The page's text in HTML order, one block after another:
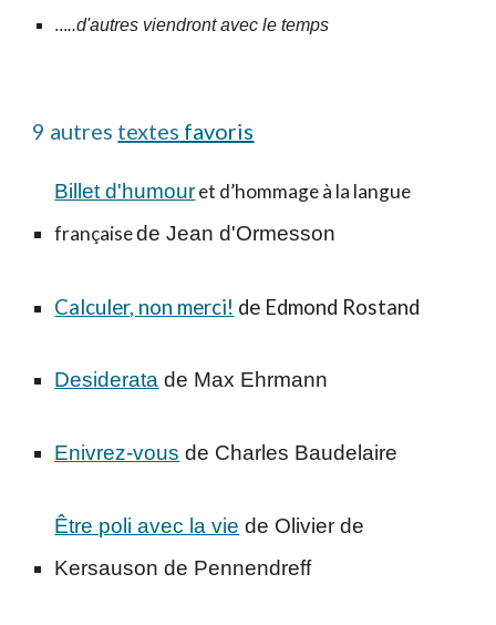
.....d'autres viendront avec le temps
9 autres textes favoris
Billet d'humouret d’hommage à la langue
françaisede Jean d'Ormesson
Calculer, non merci! de Edmond Rostand
Desiderata de Max Ehrmann
Enivrez-vous de Charles Baudelaire
Être poli avec la vie de Olivier de
Kersauson de Pennendreff